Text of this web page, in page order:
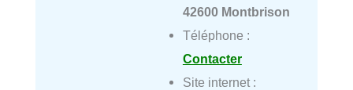
42600 Montbrison
Téléphone :
Contacter
Site internet :